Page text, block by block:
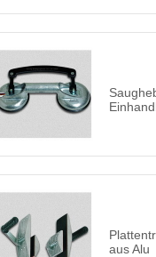
aus Alu